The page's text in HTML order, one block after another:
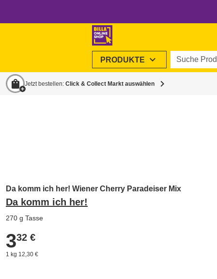
PRODUKTE expand_more Suche
shopping_bag Jetzt bestellen: Click & Collect Markt auswählen chevron_right
Da komm ich her! Wiener Cherry Paradeiser Mix
Da komm ich her!
270 g Tasse
3,32 €
332 €
1 kg 12,30 €